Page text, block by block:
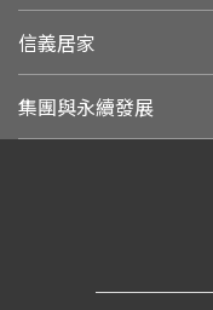
信義居家
集團與永續發展